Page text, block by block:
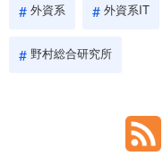
外資系 外資系IT
野村総合研究所